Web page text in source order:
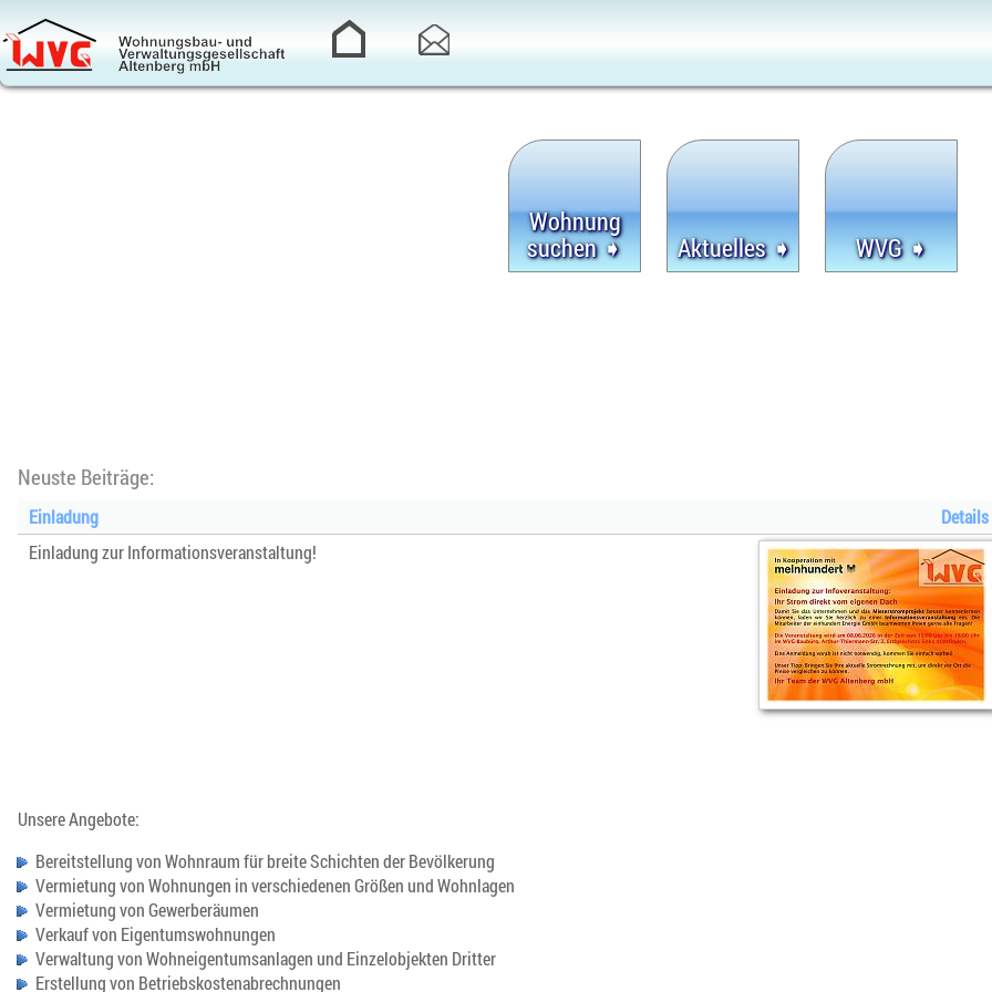
Wohnung
suchen ➧
Aktuelles ➧ WVG ➧
Neuste Beiträge:
Einladung
Einladung zur Informationsveranstaltung!
Unsere Angebote:
Bereitstellung von Wohnraum für breite Schichten der Bevölkerung
Vermietung von Wohnungen in verschiedenen Größen und Wohnlagen
Vermietung von Gewerberäumen
Verkauf von Eigentumswohnungen
Verwaltung von Wohneigentumsanlagen und Einzelobjekten Dritter
Erstellung von Betriebskostenabrechnungen